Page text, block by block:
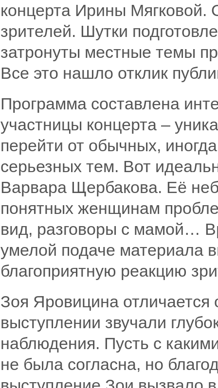
концерта Ирины Мягковой.
зрителей. Шутки
затронуты местные темы
Все это нашло отклик
Программа составлена
участницы концерта –
перейти от обычных,
серьезных тем. Вот
Варвара Щербакова. Её
понятных женщинам
вид, разговоры с мамой…
умелой подаче материала
благоприятную реакцию
Зоя Яровицина
выступлении звучали
наблюдения. Пусть с
не была согласна, но